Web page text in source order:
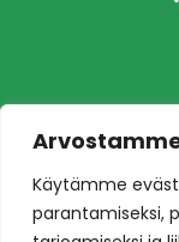
Käytämme
parantamiseksi,